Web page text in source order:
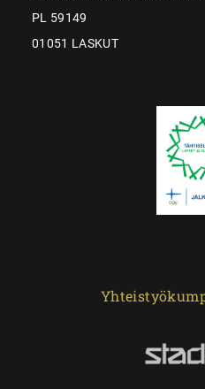
PL 59149
01051 LASKUT